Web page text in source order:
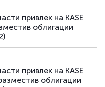
привлек на KASE
облигации
привлек на KASE
облигации